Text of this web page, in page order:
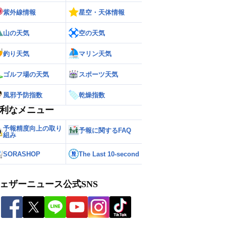
紫外線情報 星空・天体情報
山の天気 空の天気
釣り天気 マリン天気
ゴルフ場の天気 スポーツ天気
風邪予防指数 乾燥指数
なメニュー
予報精度向上の取り
組み
予報に関するFAQ
SORASHOP The Last 10-second
ザーニュース公式SNS